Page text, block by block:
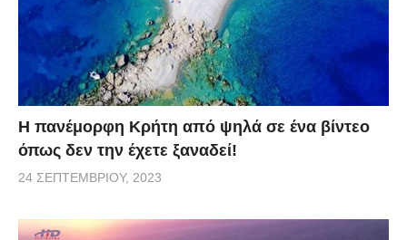
Η πανέμορφη Κρήτη από ψηλά σε ένα βίντεο
όπως δεν την έχετε ξαναδεί!
24 ΣΕΠΤΕΜΒΡΊΟΥ, 2023